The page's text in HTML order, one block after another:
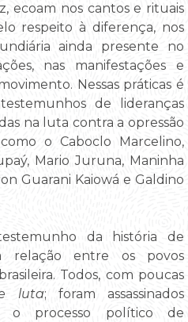
ecoam nos cantos e rituais
respeito à diferença, nos
ainda presente no
nas manifestações e
Nessas práticas é
de lideranças
na luta contra a opressão
o Caboclo Marcelino,
Mario Juruna, Maninha
Guarani Kaiowá e Galdino
da história de
relação entre os povos
Todos, com poucas
luta; foram assassinados
o processo político de